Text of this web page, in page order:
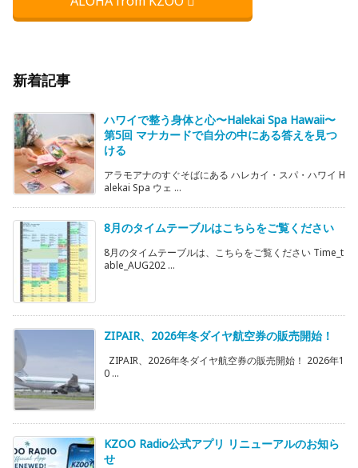
新着記事
ハワイで整う身体と心〜Halekai Spa Hawaii〜
第5回 マナカードで自分の中にある答えを見つ
ける
アラモアナのすぐそばにある ハレカイ・スパ・ハワイ H
alekai Spa ウェ ...
8月のタイムテーブルはこちらをご覧ください
8月のタイムテーブルは、こちらをご覧ください Time_t
able_AUG202 ...
ZIPAIR、2026年冬ダイヤ航空券の販売開始！
ZIPAIR、2026年冬ダイヤ航空券の販売開始！ 2026年1
0 ...
KZOO Radio公式アプリ リニューアルのお知ら
せ